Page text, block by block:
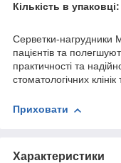
Кількість в упаковці:
Серветки-нагрудники
пацієнтів та
практичності та
стоматологічних
Приховати
Характеристики